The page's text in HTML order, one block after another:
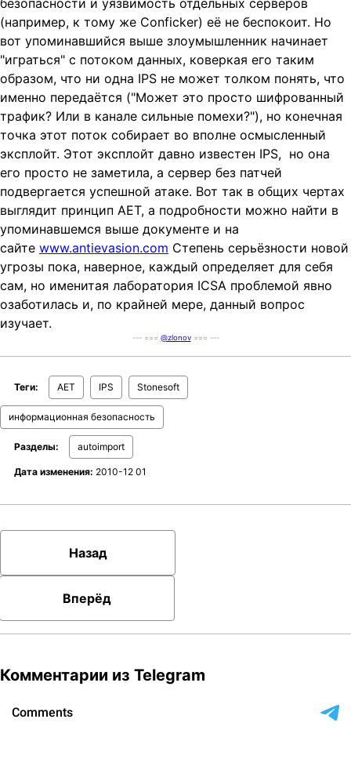
безопасности и уязвимость отдельных серверов
(например, к тому же Conficker) её не беспокоит. Но
вот упоминавшийся выше злоумышленник начинает
"играться" с потоком данных, коверкая его таким
образом, что ни одна IPS не может толком понять, что
именно передаётся ("Может это просто шифрованный
трафик? Или в канале сильные помехи?"), но конечная
точка этот поток собирает во вполне осмысленный
эксплойт. Этот эксплойт давно известен IPS, но она
его просто не заметила, а сервер без патчей
подвергается успешной атаке. Вот так в общих чертах
выглядит принцип AET, а подробности можно найти в
упоминавшемся выше документе и на
сайте www.antievasion.com Степень серьёзности новой
угрозы пока, наверное, каждый определяет для себя
сам, но именитая лаборатория ICSA проблемой явно
озаботилась и, по крайней мере, данный вопрос
изучает.
--- === @zlonov=== ---
Теги: AET IPS Stonesoft
информационная безопасность
Разделы: autoimport
Дата изменения: 2010-12 01
Назад
Вперёд
Комментарии из Telegram